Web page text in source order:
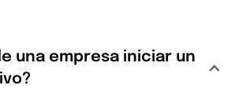
una empresa iniciar un